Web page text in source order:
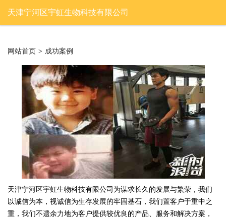
天津宁河区宇虹生物科技有限公司
网站首页 > 成功案例
天津宁河区宇虹生物科技有限公司为谋求长久的发展与繁荣，我们
以诚信为本，视诚信为生存发展的牢固基石，我们置客户于重中之
重，我们不遗余力地为客户提供较优良的产品、服务和解决方案，